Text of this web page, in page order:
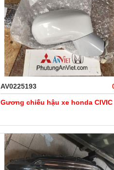
AV0225193
Gương chiếu hậu xe honda CIVIC